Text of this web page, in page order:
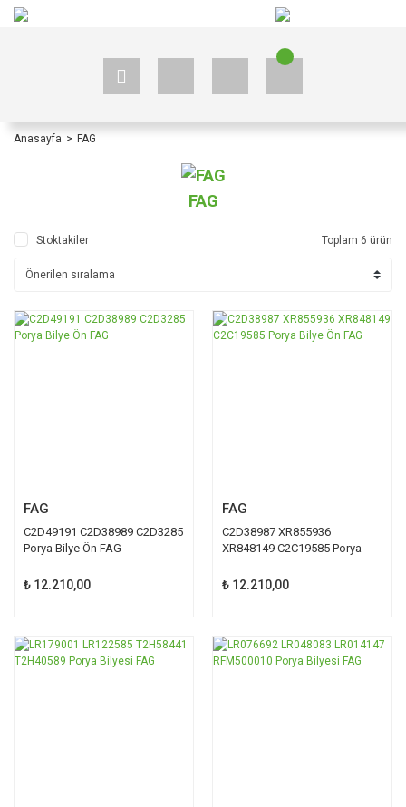
Anasayfa FAG
FAG
Stoktakiler Toplam 6 ürün
FAG
C2D49191 C2D38989 C2D3285
Porya Bilye Ön FAG
₺ 12.210,00
FAG
C2D38987 XR855936
XR848149 C2C19585 Porya
₺ 12.210,00